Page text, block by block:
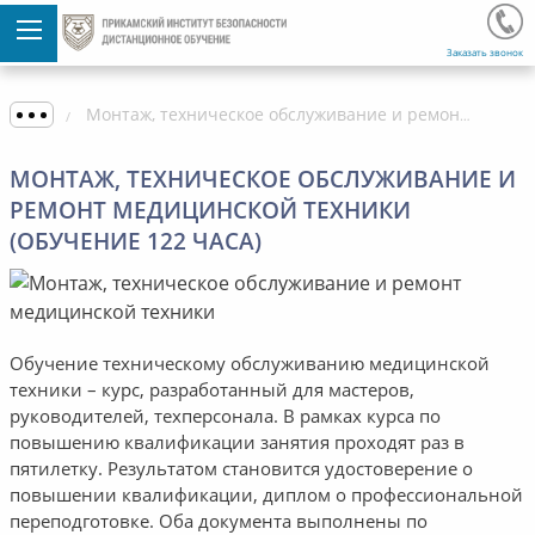
Заказать звонок
Монтаж, техническое обслуживание и ремонт медицинской техники (обучение 122 часа)
МОНТАЖ, ТЕХНИЧЕСКОЕ ОБСЛУЖИВАНИЕ И
РЕМОНТ МЕДИЦИНСКОЙ ТЕХНИКИ
(ОБУЧЕНИЕ 122 ЧАСА)
Обучение техническому обслуживанию медицинской
техники – курс, разработанный для мастеров,
руководителей, техперсонала. В рамках курса по
повышению квалификации занятия проходят раз в
пятилетку. Результатом становится удостоверение о
повышении квалификации, диплом о профессиональной
переподготовке. Оба документа выполнены по